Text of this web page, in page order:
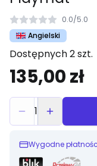
0.0/5.0
Angielski
Dostępnych 2 szt.
135,00 zł
1
Wygodne